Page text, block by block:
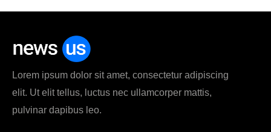
Lorem ipsum dolor sit amet, consectetur adipiscing
elit. Ut elit tellus, luctus nec ullamcorper mattis,
pulvinar dapibus leo.